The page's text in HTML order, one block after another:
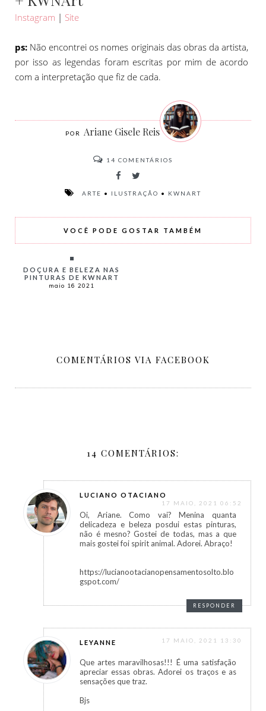
Instagram | Site
ps: Não encontrei os nomes originais das obras da artista,
por isso as legendas foram escritas por mim de acordo
com a interpretação que fiz de cada.
Ariane Gisele Reis
14 COMENTÁRIOS
ARTE • ILUSTRAÇÃO • KWNART
VOCÊ PODE GOSTAR TAMBÉM
DOÇURA E BELEZA NAS
PINTURAS DE KWNART
maio 16 2021
COMENTÁRIOS VIA FACEBOOK
14 COMENTÁRIOS:
LUCIANO OTACIANO
17 MAIO, 2021 06:52
Oi, Ariane. Como vai? Menina quanta
delicadeza e beleza posdui estas pinturas,
não é mesno? Gostei de todas, mas a que
mais gostei foi spirit animal. Adorei. Abraço!
https://lucianootacianopensamentosolto.blo
gspot.com/
RESPONDER
LEYANNE 17 MAIO, 2021 13:30
Que artes maravilhosas!!! É uma satisfação
apreciar essas obras. Adorei os traços e as
sensações que traz.
Bjs